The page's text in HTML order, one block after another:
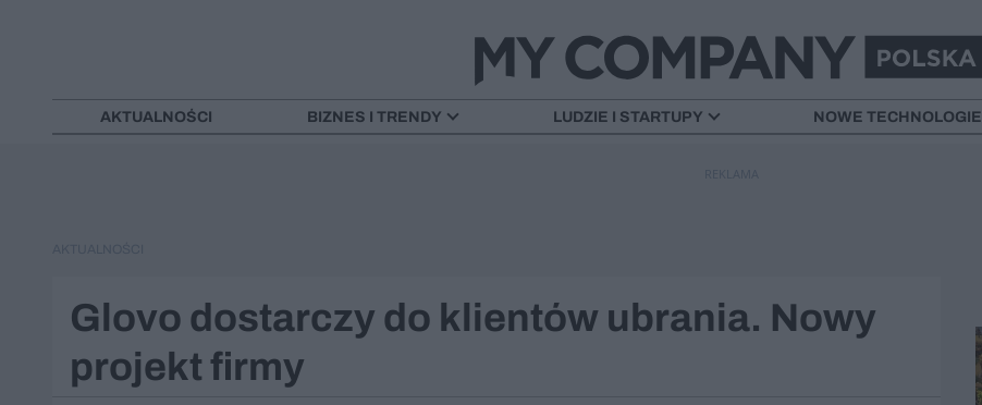
AKTUALNOŚCI BIZNES I TRENDY LUDZIE I STARTUPY NOWE TECHNOLOGIE
Glovo dostarczy do klientów ubrania. Nowy
projekt firmy